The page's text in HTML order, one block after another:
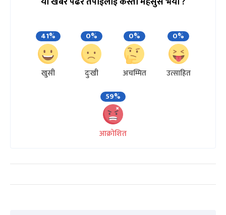
41%
खुसी
0%
दुःखी
0%
अचम्मित
0%
उत्साहित
59%
आक्रोशित